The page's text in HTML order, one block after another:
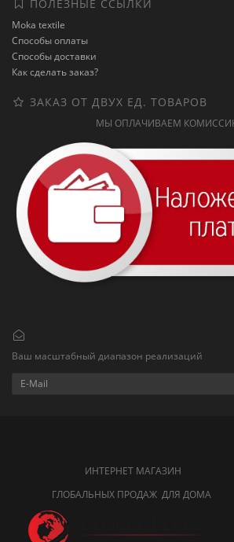
ПОЛЕЗНЫЕ ССЫЛКИ
Moka textile
Способы оплаты
Способы доставки
Как сделать заказ?
ЗАКАЗ ОТ ДВУХ ЕД. ТОВАРОВ
МЫ ОПЛАЧИВАЕМ
Ваш масштабный диапазон реализаций
ИНТЕРНЕТ МАГАЗИН
ГЛОБАЛЬНЫХ ПРОДАЖ ДЛЯ ДОМА